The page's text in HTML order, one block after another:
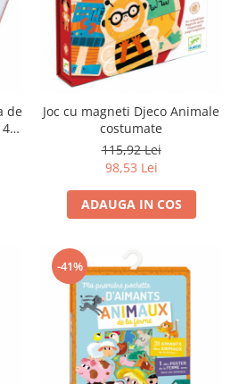
de
Joc cu magneti Djeco Animale
costumate
115,92 Lei
98,53 Lei
ADAUGA IN COS
-41%